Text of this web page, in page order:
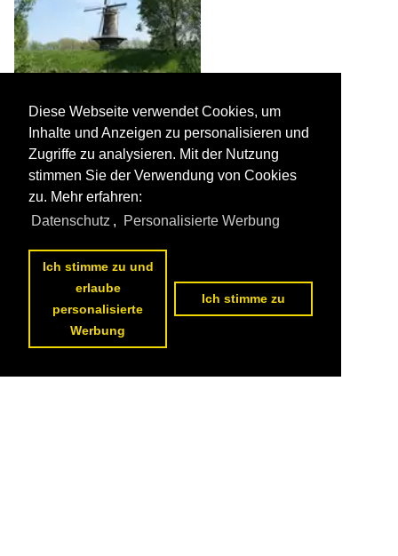
Gorinchem, Windmühle am Paardenwater (09.05.2016)
Peter Reiser
Diese Webseite verwendet Cookies, um
Inhalte und Anzeigen zu personalisieren und
Zugriffe zu analysieren. Mit der Nutzung
stimmen Sie der Verwendung von Cookies
zu. Mehr erfahren:
Datenschutz , Personalisierte Werbung
Ich stimme zu und
erlaube
personalisierte
Werbung
Ich stimme zu